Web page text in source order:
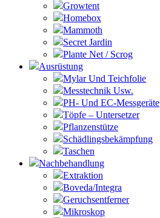
Growtent
Homebox
Mammoth
Secret Jardin
Plante Net / Scrog
Ausrüstung
Mylar Und Teichfolie
Messtechnik Usw.
PH- Und EC-Messgeräte
Töpfe – Untersetzer
Pflanzenstütze
Schädlingsbekämpfung
Taschen
Nachbehandlung
Extraktion
Boveda/Integra
Geruchsentferner
Mikroskop